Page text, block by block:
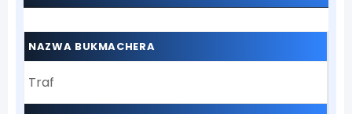
NAZWA BUKMACHERA
Traf